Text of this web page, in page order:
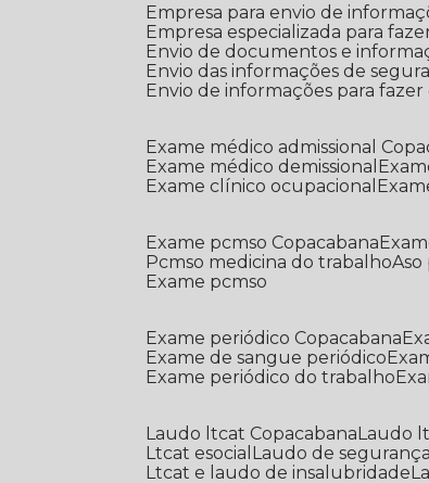
Empresa para envio de
Empresa especializada para
Envio de documentos e
Envio das informações de
Envio de informações para fazer
Exame médico admissional
Exame médico demissional
Exame clínico ocupacional
Exame pcmso Copacabana
Pcmso medicina do trabalho
Exame pcmso
Exame periódico Copacabana
Exame de sangue periódico
Exame periódico do trabalho
Laudo ltcat Copacabana Laudo
Ltcat esocial
Laudo de
Ltcat e laudo de insalubridade